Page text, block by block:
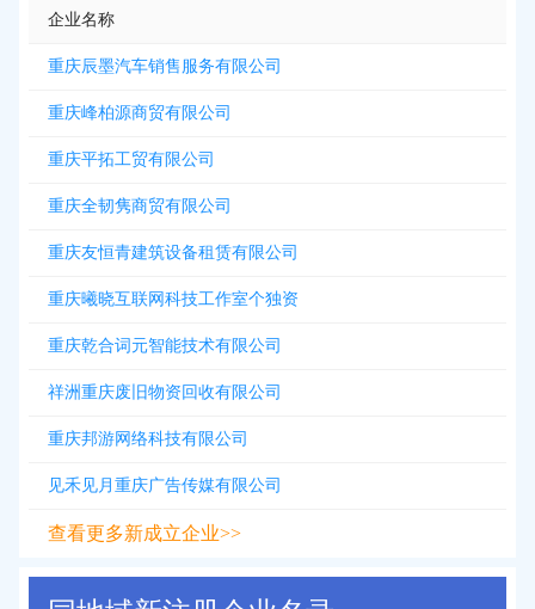
企业名称
重庆辰墨汽车销售服务有限公司
重庆峰柏源商贸有限公司
重庆平拓工贸有限公司
重庆全韧隽商贸有限公司
重庆友恒青建筑设备租赁有限公司
重庆曦晓互联网科技工作室个独资
重庆乾合词元智能技术有限公司
祥洲重庆废旧物资回收有限公司
重庆邦游网络科技有限公司
见禾见月重庆广告传媒有限公司
查看更多新成立企业>>